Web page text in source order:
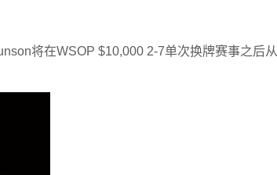
将在WSOP $10,000 2-7单次换牌赛事之后从